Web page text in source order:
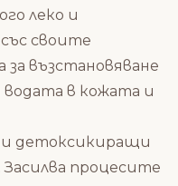
леко и
своите
възстановяване
водата в кожата и
детоксикиращи
процесите